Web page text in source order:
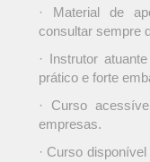
· Material de
consultar sempre
· Instrutor
prático e forte
· Curso
empresas.
· Curso